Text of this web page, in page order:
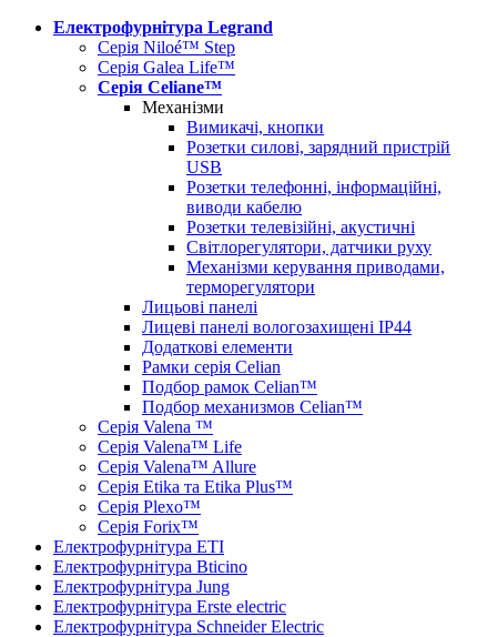
Електрофурнітура Legrand
Серія Niloé™ Step
Серія Galea Life™
Серія Celiane™
Механізми
Вимикачі, кнопки
Розетки силові, зарядний пристрій
USB
Розетки телефонні, інформаційні,
виводи кабелю
Розетки телевізійні, акустичні
Світлорегулятори, датчики руху
Механізми керування приводами,
терморегулятори
Лицьові панелі
Лицеві панелі вологозахищені IP44
Додаткові елементи
Рамки серія Celian
Подбор рамок Celian™
Подбор механизмов Celian™
Серія Valena ™
Серія Valena™ Life
Серія Valena™ Allure
Серія Etika та Etika Plus™
Серія Plexo™
Серія Forix™
Електрофурнітура ETI
Електрофурнітура Bticino
Електрофурнітура Jung
Електрофурнітура Erste electric
Електрофурнітура Schneider Electric